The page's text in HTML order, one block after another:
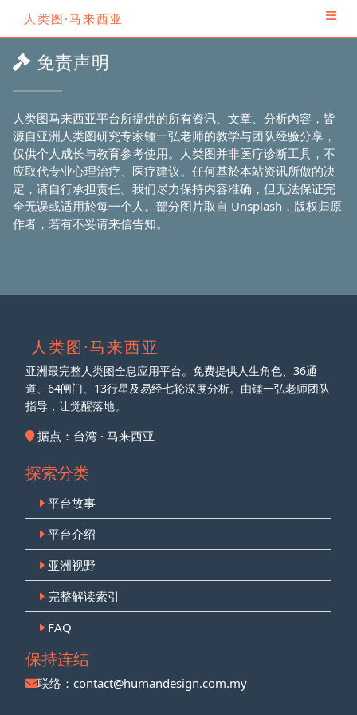
人类图·马来西亚
免责声明
人类图马来西亚平台所提供的所有资讯、文章、分析内容，皆
源自亚洲人类图研究专家锺一弘老师的教学与团队经验分享，
仅供个人成长与教育参考使用。人类图并非医疗诊断工具，不
应取代专业心理治疗、医疗建议。任何基於本站资讯所做的决
定，请自行承担责任。我们尽力保持内容准确，但无法保证完
全无误或适用於每一个人。部分图片取自 Unsplash，版权归原
作者，若有不妥请来信告知。
人类图·马来西亚
亚洲最完整人类图全息应用平台。免费提供人生角色、36通
道、64闸门、13行星及易经七轮深度分析。由锺一弘老师团队
指导，让觉醒落地。
据点：台湾 · 马来西亚
探索分类
平台故事
平台介绍
亚洲视野
完整解读索引
FAQ
保持连结
联络： contact@humandesign.com.my